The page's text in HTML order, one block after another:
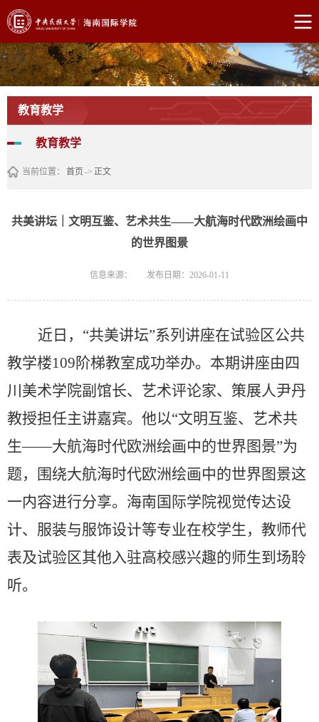
教育教学
教育教学
当前位置： 首页-> 正文
共美讲坛｜文明互鉴、艺术共生——大航海时代欧洲绘画中
的世界图景
信息来源： 发布日期：2026-01-11
近日， “共美讲坛”系列讲座在试验区公共
教学楼109阶梯教室成功举办。本期讲座由四
川美术学院副馆长、艺术评论家、策展人尹丹
教授担任主讲嘉宾。他以“文明互鉴、艺术共
生——大航海时代欧洲绘画中的世界图景”为
题，围绕大航海时代欧洲绘画中的世界图景这
一内容进行分享。海南国际学院视觉传达设
计、服装与服饰设计等专业在校学生，教师代
表及试验区其他入驻高校感兴趣的师生到场聆
听。